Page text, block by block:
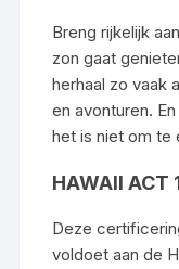
Breng rijkelijk
zon gaat
herhaal zo vaak
en avonturen.
het is niet om te
HAWAII ACT
Deze
voldoet aan de